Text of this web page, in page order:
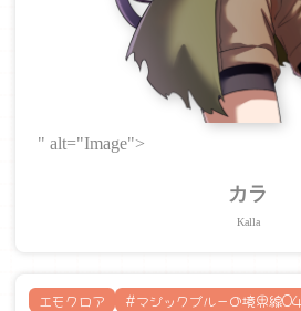
" alt="Image">
カラ
Kalla
エモクロア #マジックブルーの境界線04